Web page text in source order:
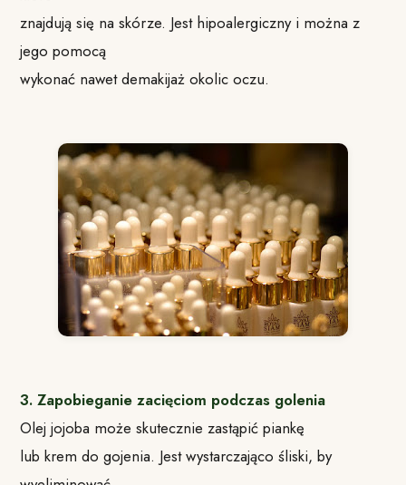
znajdują się na skórze. Jest hipoalergiczny i można z
jego pomocą
wykonać nawet demakijaż okolic oczu.
3. Zapobieganie zacięciom podczas golenia
Olej jojoba może skutecznie zastąpić piankę
lub krem do gojenia. Jest wystarczająco śliski, by